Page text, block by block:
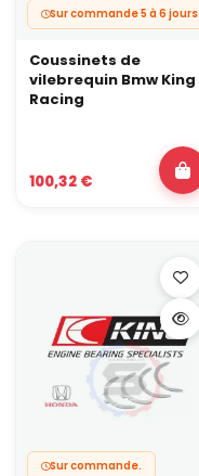
Sur commande 5 à 6 jours
Coussinets de
vilebrequin Bmw King
Racing
100,32 €
Sur commande.